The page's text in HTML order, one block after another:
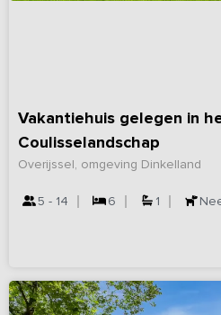
Vakantiehuis gelegen in
Coulisselandschap
Overijssel, omgeving Dinkelland
5 - 14 6 1